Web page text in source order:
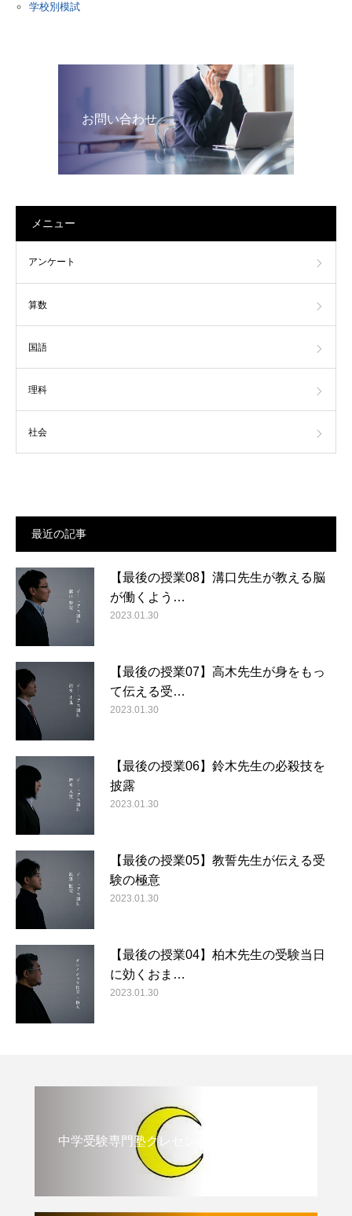
学校別模試
お問い合わせ
メニュー
アンケート
算数
国語
理科
社会
最近の記事
【最後の授業08】溝口先生が教える脳
が働くよう…
2023.01.30
【最後の授業07】高木先生が身をもっ
て伝える受…
2023.01.30
【最後の授業06】鈴木先生の必殺技を
披露
2023.01.30
【最後の授業05】教誓先生が伝える受
験の極意
2023.01.30
【最後の授業04】柏木先生の受験当日
に効くおま…
2023.01.30
中学受験専門塾クレセント